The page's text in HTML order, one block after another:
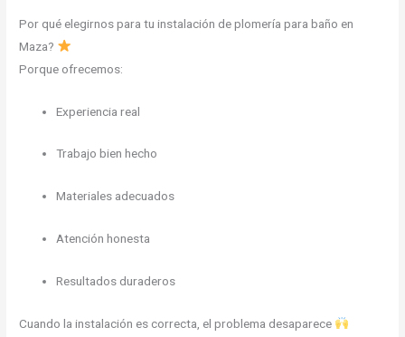
Por qué elegirnos para tu instalación de plomería para baño en
Maza?
Porque ofrecemos:
Experiencia real
Trabajo bien hecho
Materiales adecuados
Atención honesta
Resultados duraderos
Cuando la instalación es correcta, el problema desaparece